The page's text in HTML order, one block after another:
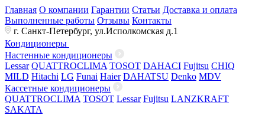
Главная О компании Гарантии Статьи Доставка и оплата
Выполненные работы Отзывы Контакты
г. Санкт-Петербург, ул.Исполкомская д.1
Кондиционеры
Настенные кондиционеры
Lessar QUATTROCLIMA TOSOT DAHACI Fujitsu CHIQ
MILD Hitachi LG Funai Haier DAHATSU Denko MDV
Кассетные кондиционеры
QUATTROCLIMA TOSOT Lessar Fujitsu LANZKRAFT
SAKATA